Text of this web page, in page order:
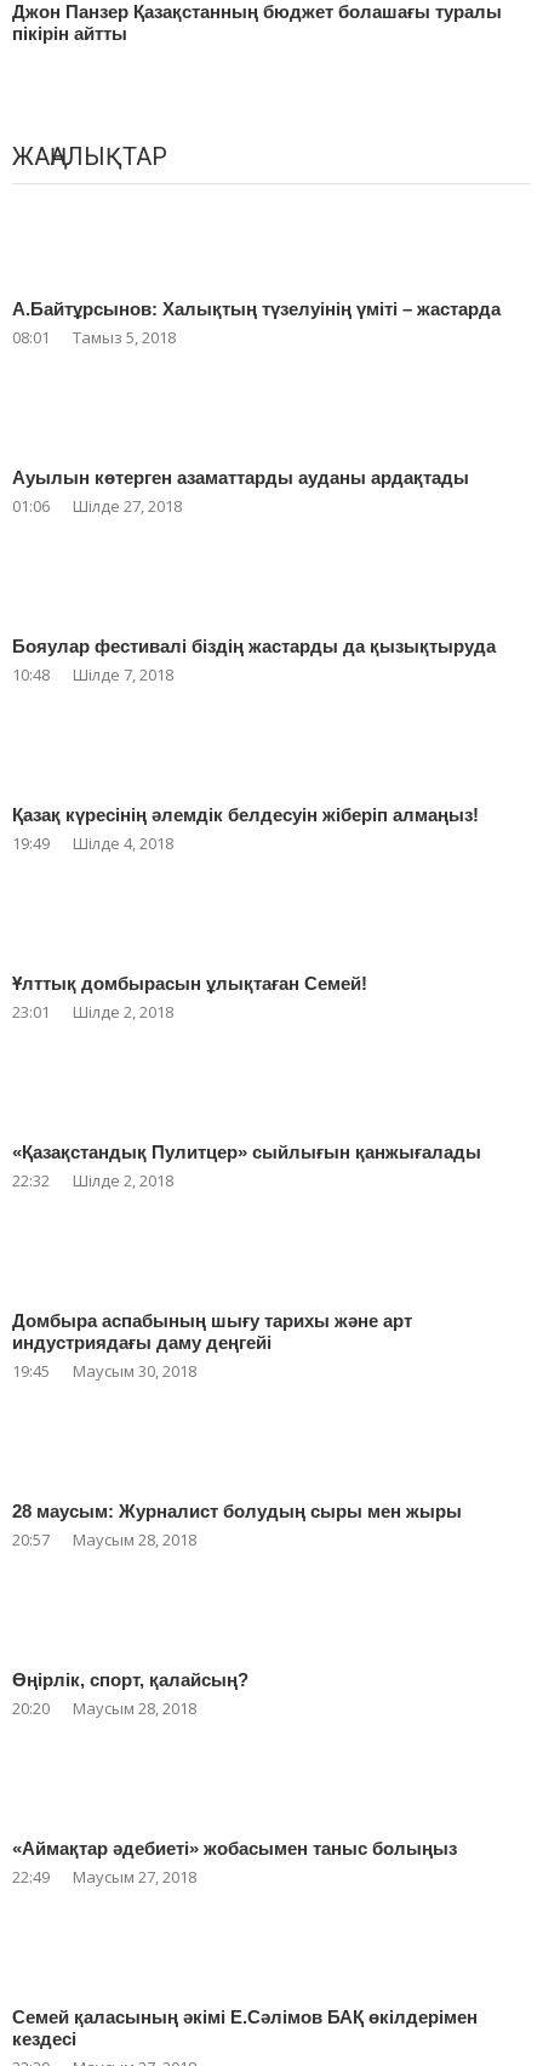
Джон Панзер Қазақстанның бюджет болашағы туралы
пікірін айтты
ЖАҢАЛЫҚТАР
А.Байтұрсынов: Халықтың түзелуінің үміті – жастарда
08:01 Тамыз 5, 2018
Ауылын көтерген азаматтарды ауданы ардақтады
01:06 Шілде 27, 2018
Бояулар фестивалі біздің жастарды да қызықтыруда
10:48 Шілде 7, 2018
Қазақ күресінің әлемдік белдесуін жіберіп алмаңыз!
19:49 Шілде 4, 2018
Ұлттық домбырасын ұлықтаған Семей!
23:01 Шілде 2, 2018
«Қазақстандық Пулитцер» сыйлығын қанжығалады
22:32 Шілде 2, 2018
Домбыра аспабының шығу тарихы және арт
индустриядағы даму деңгейі
19:45 Маусым 30, 2018
28 маусым: Журналист болудың сыры мен жыры
20:57 Маусым 28, 2018
Өңірлік, спорт, қалайсың?
20:20 Маусым 28, 2018
«Аймақтар әдебиеті» жобасымен таныс болыңыз
22:49 Маусым 27, 2018
Семей қаласының әкімі Е.Сәлімов БАҚ өкілдерімен
кездесі